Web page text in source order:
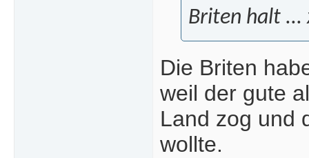
Briten halt ...
Die Briten
weil der gute
Land zog und
wollte.